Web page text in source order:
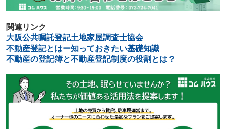
関連リンク
大阪公共嘱託登記土地家屋調査士協会
不動産登記とはー知っておきたい基礎知識
不動産の登記簿と不動産登記制度の役割とは？